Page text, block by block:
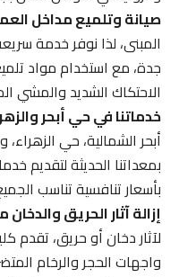
صيانة وتلميع مداخل
المبنى، لذا نوفر خدمة
جدة، مع استخدام مواد
الاحتكاك الشديد والمشي
خدماتنا في حي أبحر والزهراء
أبحر الشمالية، حي الزهراء،
بمعداتنا الحديثة لتقديم
بأسعار تنافسية تناسب الجميع.
إزالة آثار الحريق والدخان
لآثار دخان أو حريق، تقدم
واجهات الحجر والرخام